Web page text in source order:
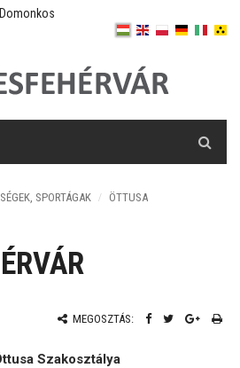
SPORTÁGAK
ÖTTUSA
MEGOSZTÁS:
Szakosztálya